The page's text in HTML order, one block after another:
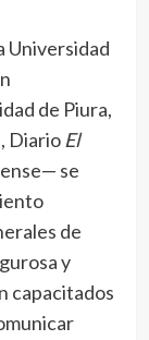
Universidad
de Piura,
DiarioEl
se
de
y
capacitados